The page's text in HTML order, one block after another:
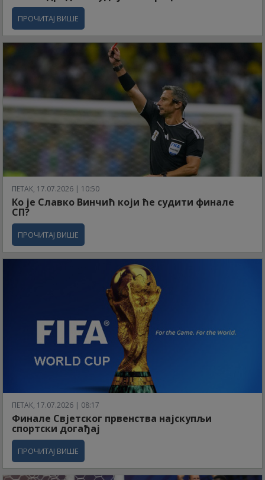
ПРОЧИТАЈ ВИШЕ
ПЕТАК, 17.07.2026 | 10:50
Ко је Славко Винчић који ће судити финале
СП?
ПРОЧИТАЈ ВИШЕ
ПЕТАК, 17.07.2026 | 08:17
Финале Свјетског првенства најскупљи
спортски догађај
ПРОЧИТАЈ ВИШЕ